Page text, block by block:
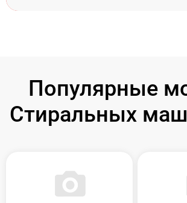
Популярные
Стиральных